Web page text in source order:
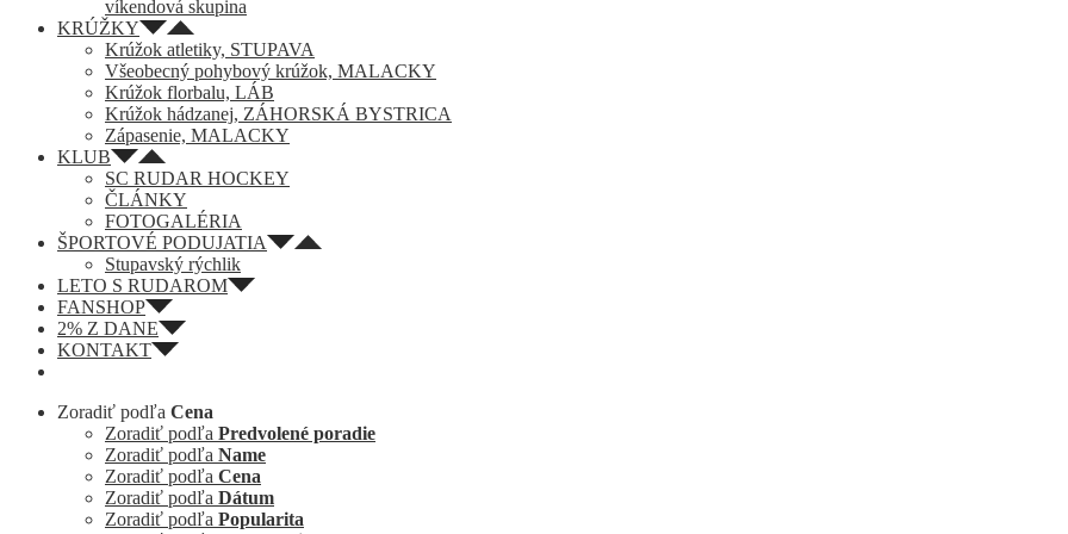
víkendová skupina
KRÚŽKY
Krúžok atletiky, STUPAVA
Všeobecný pohybový krúžok, MALACKY
Krúžok florbalu, LÁB
Krúžok hádzanej, ZÁHORSKÁ BYSTRICA
Zápasenie, MALACKY
KLUB
SC RUDAR HOCKEY
ČLÁNKY
FOTOGALÉRIA
ŠPORTOVÉ PODUJATIA
Stupavský rýchlik
LETO S RUDAROM
FANSHOP
2% Z DANE
KONTAKT
Zoradiť podľa Cena
Zoradiť podľa Predvolené poradie
Zoradiť podľa Name
Zoradiť podľa Cena
Zoradiť podľa Dátum
Zoradiť podľa Popularita